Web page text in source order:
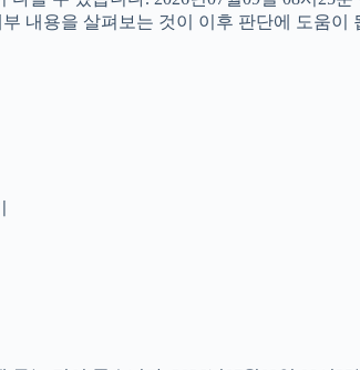
내용을 살펴보는 것이 이후 판단에 도움이